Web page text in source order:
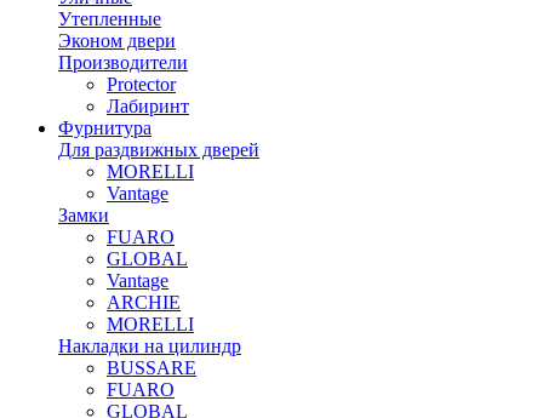
Утепленные
Эконом двери
Производители
Protector
Лабиринт
Фурнитура
Для раздвижных дверей
MORELLI
Vantage
Замки
FUARO
GLOBAL
Vantage
ARCHIE
MORELLI
Накладки на цилиндр
BUSSARE
FUARO
GLOBAL